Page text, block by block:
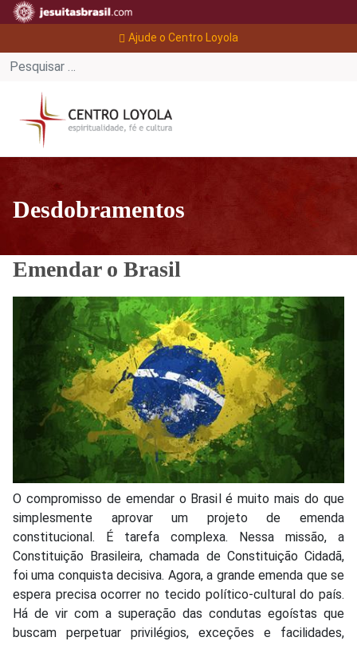
Ajude o Centro Loyola
Desdobramentos
Emendar o Brasil
O compromisso de emendar o Brasil é muito mais do que
simplesmente aprovar um projeto de emenda
constitucional. É tarefa complexa. Nessa missão, a
Constituição Brasileira, chamada de Constituição Cidadã,
foi uma conquista decisiva. Agora, a grande emenda que se
espera precisa ocorrer no tecido político-cultural do país.
Há de vir com a superação das condutas egoístas que
buscam perpetuar privilégios, exceções e facilidades,